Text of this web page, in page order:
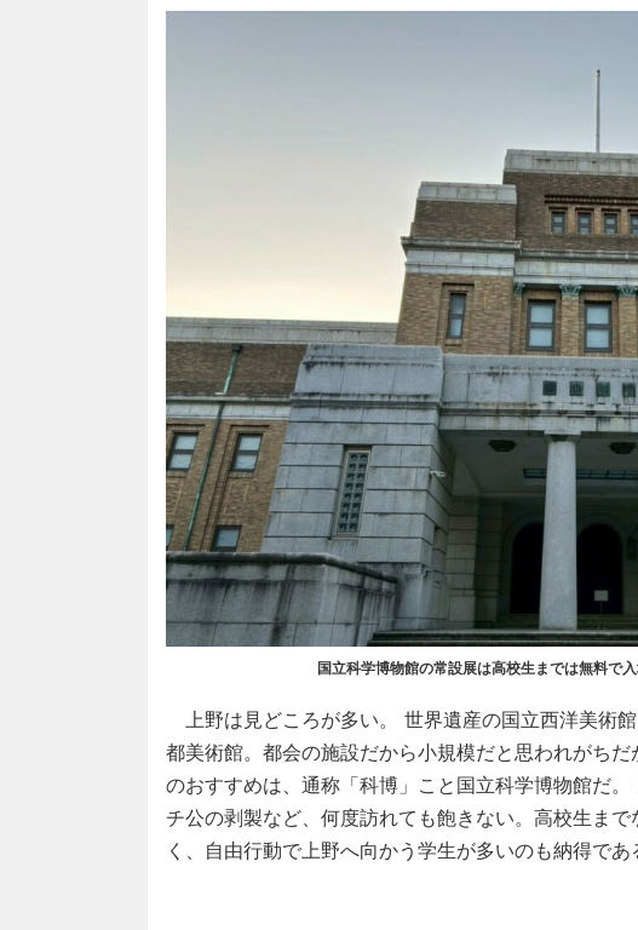
国立科学博物館の常設展は高校生までは無料で入
上野は見どころが多い。 世界遺産の国立西洋美術
都美術館。都会の施設だから小規模だと思われがち
のおすすめは、通称「科博」こと国立科学博物館だ
チ公の剥製など、何度訪れても飽きない。高校生ま
く、自由行動で上野へ向かう学生が多いのも納得であ